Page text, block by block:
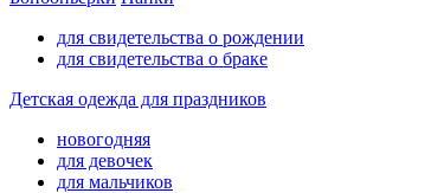
для свидетельства о рождении
для свидетельства о браке
Детская одежда для праздников
новогодняя
для девочек
для мальчиков